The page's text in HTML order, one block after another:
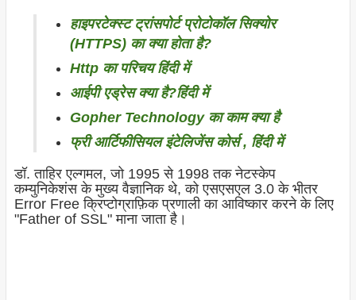
हाइपरटेक्स्ट ट्रांसपोर्ट प्रोटोकॉल सिक्योर
(HTTPS) का क्या होता है?
Http का परिचय हिंदी में
आईपी ​​एड्रेस क्या है?हिंदी में
Gopher Technology का काम क्या है
फ्री आर्टिफीसियल इंटेलिजेंस कोर्स , हिंदी में
डॉ. ताहिर एल्गमल, जो 1995 से 1998 तक नेटस्केप
कम्युनिकेशंस के मुख्य वैज्ञानिक थे, को एसएसएल 3.0 के भीतर
Error Free क्रिप्टोग्राफ़िक प्रणाली का आविष्कार करने के लिए
"Father of SSL" माना जाता है।